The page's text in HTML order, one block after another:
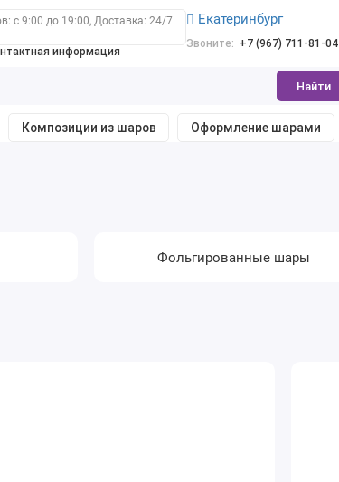
с 9:00 до 19:00, Доставка: 24/7
информация
Екатеринбург
Звоните: +7 (967) 711-81-04
Найти
Композиции из шаров Оформление шарами
Фольгированные шары